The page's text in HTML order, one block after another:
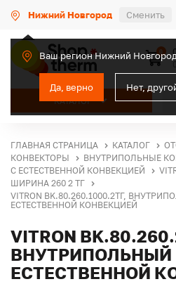
Нижний Новгород Сменить
Ваш регион Нижний
Да, верно Нет,
КАТАЛОГ
0
ГЛАВНАЯ СТРАНИЦА КАТАЛОГ
КОНВЕКТОРЫ
ВНУТРИПОЛЬНЫЕ
С ЕСТЕСТВЕННОЙ КОНВЕКЦИЕЙ
ШИРИНА 260 2 ТГ
VITRON BK.80.260.1000.2ТГ,
ЕСТЕСТВЕННОЙ КОНВЕКЦИЕЙ
VITRON
ВНУТРИПОЛЬНЫЙ
ЕСТЕСТВЕННОЙ